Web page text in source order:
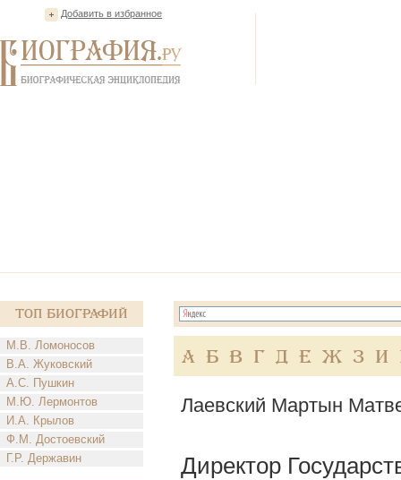
Добавить в избранное
Топ Биографий
М.В. Ломоносов
В.А. Жуковский
А.С. Пушкин
М.Ю. Лермонтов
И.А. Крылов
Ф.М. Достоевский
Г.Р. Державин
А Б В Г Д Е Ж З И
Лаевский Мартын
Директор